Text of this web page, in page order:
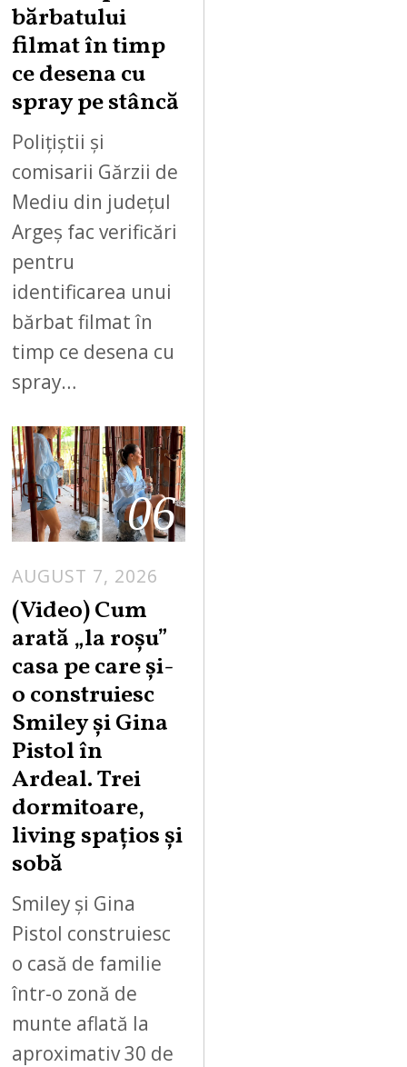
bărbatului
filmat în timp
ce desena cu
spray pe stâncă
Polițiștii și
comisarii Gărzii de
Mediu din județul
Argeș fac verificări
pentru
identificarea unui
bărbat filmat în
timp ce desena cu
spray…
06
AUGUST 7, 2026
(Video) Cum
arată „la roşu”
casa pe care şi-
o construiesc
Smiley şi Gina
Pistol în
Ardeal. Trei
dormitoare,
living spațios și
sobă
Smiley și Gina
Pistol construiesc
o casă de familie
într-o zonă de
munte aflată la
aproximativ 30 de